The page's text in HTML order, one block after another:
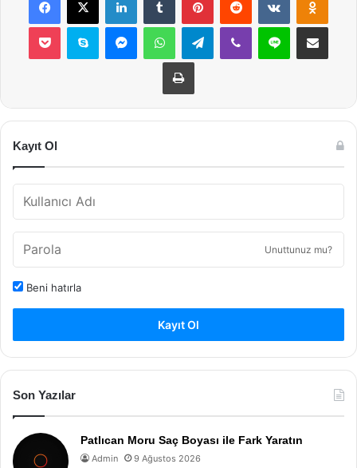
Pocket Skype MessengerWhatsAppTelegramViber Line E-Posta ile
Yazdır
Kayıt Ol
Unuttunuz mu?
Beni hatırla
Kayıt Ol
Son Yazılar
Patlıcan Moru Saç Boyası ile Fark Yaratın
Admin 9 Ağustos 2026